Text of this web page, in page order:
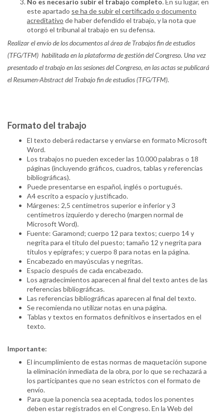
No es necesario subir el trabajo completo. En su lugar, en
este apartado se ha de subir el certificado o documento
acreditativo de haber defendido el trabajo, y la nota que
otorgó el tribunal al trabajo en su defensa.
Realizar el envío de los documentos al área de Trabajos fin de estudios
(TFG/TFM) habilitada en la plataforma de gestión del Congreso. Una vez
presentado el trabajo en las sesiones del Congreso, en las actas se publicará
el Resumen-Abstract del Trabajo fin de estudios (TFG/TFM).
Formato del trabajo
El texto deberá redactarse y enviarse en formato Microsoft
Word.
Los trabajos no pueden exceder las 10.000 palabras o 18
páginas (incluyendo gráficos, cuadros, tablas y referencias
bibliográficas).
Puede presentarse en español, inglés o portugués.
A4 escrito a espacio y justificado.
Márgenes: 2,5 centímetros superior e inferior y 3
centímetros izquierdo y derecho (margen normal de
Microsoft Word).
Fuente: Garamond; cuerpo 12 para textos; cuerpo 14 y
negrita para el título del puesto; tamaño 12 y negrita para
títulos y epígrafes; y cuerpo 8 para notas en la página.
Encabezado en mayúsculas y negritas.
Espacio después de cada encabezado.
Los agradecimientos aparecen al final del texto antes de las
referencias bibliográficas.
Las referencias bibliográficas aparecen al final del texto.
Se recomienda no utilizar notas en una página.
Tablas y textos en formatos definitivos e insertados en el
texto.
Importante:
El incumplimiento de estas normas de maquetación supone
la eliminación inmediata de la obra, por lo que se rechazará a
los participantes que no sean estrictos con el formato de
envío.
Para que la ponencia sea aceptada, todos los ponentes
deben estar registrados en el Congreso. En la Web del